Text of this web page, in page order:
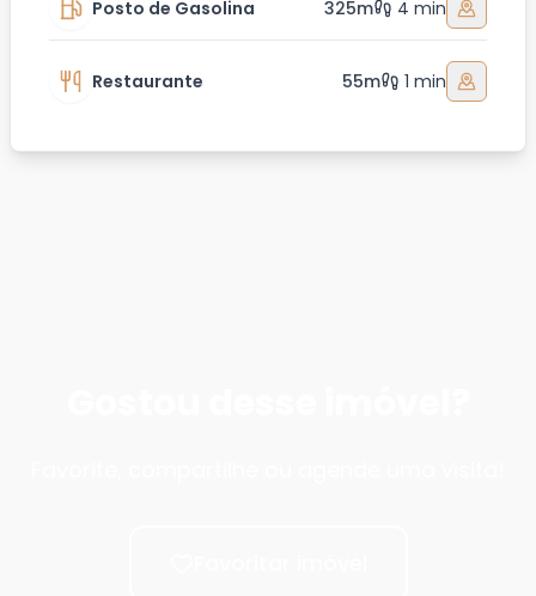
Posto de Gasolina 325m 4 min
Restaurante 55m 1 min